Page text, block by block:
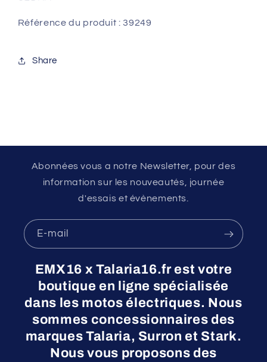
Référence du produit : 39249
Share
Abonnées vous a notre Newsletter, pour des
information sur les nouveautés, journée
d'essais et évènements.
E-mail
EMX16 x Talaria16.fr est votre
boutique en ligne spécialisée
dans les motos électriques. Nous
sommes concessionnaires des
marques Talaria, Surron et Stark.
Nous vous proposons des